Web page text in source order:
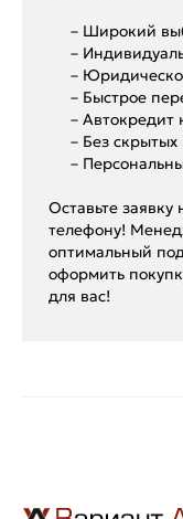
– Широкий
–
–
– Быстрое
– Автокредит
– Без
–
Оставьте
телефону!
оптимальный
оформить
для вас!